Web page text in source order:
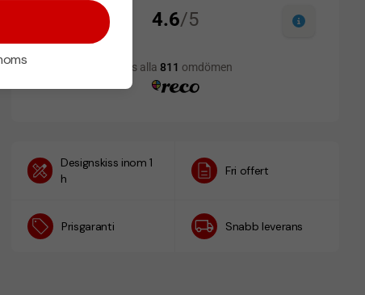
Designskiss inom 1
h
Fri offert
Prisgaranti Snabb leverans